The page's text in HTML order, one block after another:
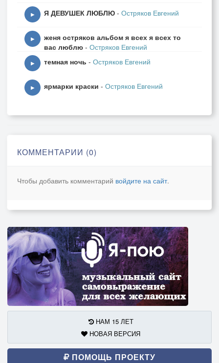
▶ Я ДЕВУШЕК ЛЮБЛЮ - Остряков Евгений
▶
женя остряков альбом я всех я всех то
вас люблю - Остряков Евгений
▶ темная ночь - Остряков Евгений
▶ ярмарки краски - Остряков Евгений
КОММЕНТАРИИ (0)
Чтобы добавить комментарий войдите на сайт.
НАМ 15 ЛЕТ
НОВАЯ ВЕРСИЯ
ПОМОЩЬ ПРОЕКТУ